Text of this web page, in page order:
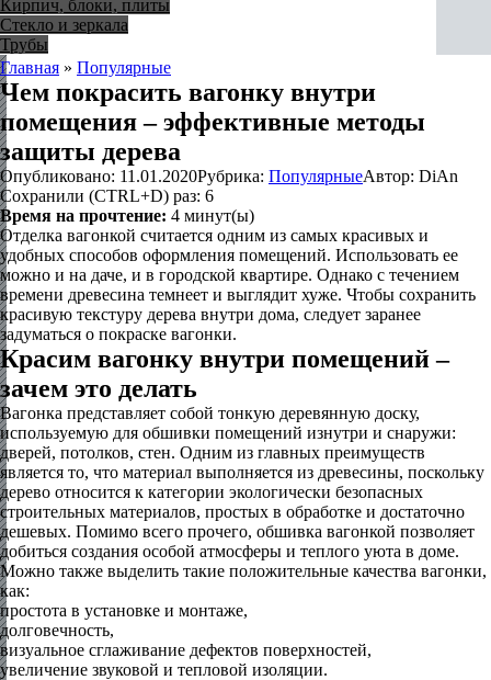
Кирпич, блоки, плиты
Стекло и зеркала
Трубы
Главная » Популярные
Чем покрасить вагонку внутри
помещения – эффективные методы
защиты дерева
Опубликовано: 11.01.2020Рубрика: ПопулярныеАвтор: DiAn
Сохранили (CTRL+D) раз: 6
Время на прочтение: 4 минут(ы)
Отделка вагонкой считается одним из самых красивых и
удобных способов оформления помещений. Использовать ее
можно и на даче, и в городской квартире. Однако с течением
времени древесина темнеет и выглядит хуже. Чтобы сохранить
красивую текстуру дерева внутри дома, следует заранее
задуматься о покраске вагонки.
Красим вагонку внутри помещений –
зачем это делать
Вагонка представляет собой тонкую деревянную доску,
используемую для обшивки помещений изнутри и снаружи:
дверей, потолков, стен. Одним из главных преимуществ
является то, что материал выполняется из древесины, поскольку
дерево относится к категории экологически безопасных
строительных материалов, простых в обработке и достаточно
дешевых. Помимо всего прочего, обшивка вагонкой позволяет
добиться создания особой атмосферы и теплого уюта в доме.
Можно также выделить такие положительные качества вагонки,
как:
простота в установке и монтаже,
долговечность,
визуальное сглаживание дефектов поверхностей,
увеличение звуковой и тепловой изоляции.